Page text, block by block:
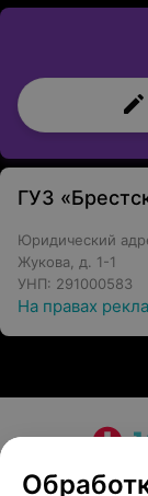
ГУЗ
Юридический
Жукова, д. 1-1
УНП: 291000583
На правах
О проекте